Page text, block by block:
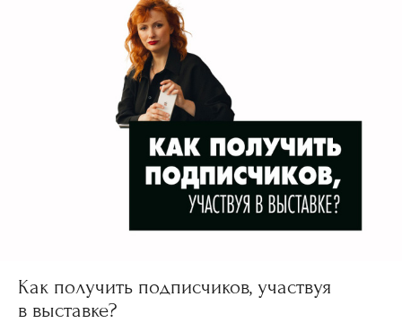
Как получить подписчиков, участвуя
в выставке?